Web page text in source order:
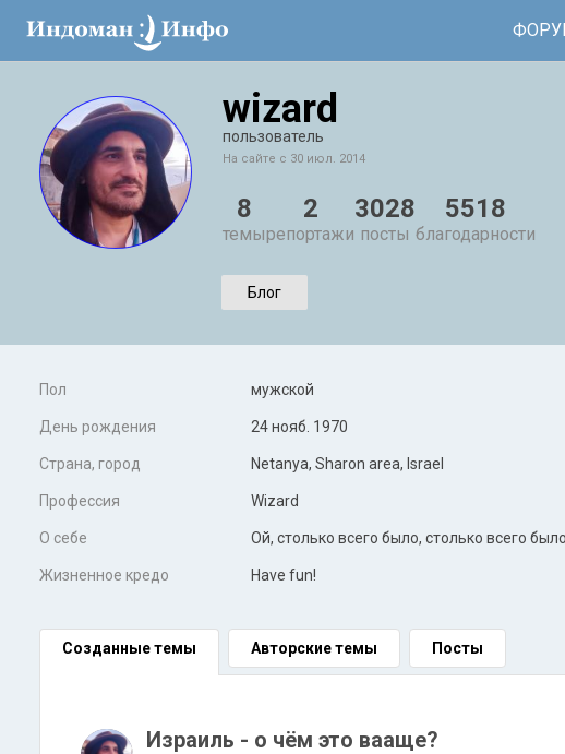
wizard
пользователь
На сайте с 30 июл. 2014
8
темы
2
репортажи
3028
посты
5518
благодарности
Блог
Пол мужской
День рождения 24 нояб. 1970
Страна, город Netanya, Sharon area, Israel
Профессия Wizard
О себе Ой, столько всего было, столько всего
Жизненное кредо Have fun!
Созданные темы Авторские темы Посты
Израиль - о чём это вааще?